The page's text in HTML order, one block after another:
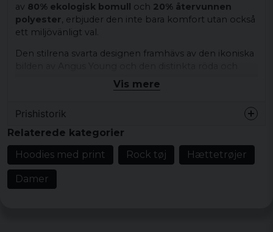
av 80% ekologisk bomull och 20% återvunnen
polyester, erbjuder den inte bara komfort utan också
ett miljövänligt val.
Den stilrena svarta designen framhävs av den ikoniska
gula AC/DC-loggan. Det officiella licensierade trycket
gör denna hoodie till ett måste för varje troget fan.
årstider.
Tillgänglig i storlekar från
perfekta passformen för alla damer som vill visa sin
kärlek för rock och hållbarhet. Den är dessutomRCS-
certifierad
återvunnen och bidrar till en mer hållbar framtid.
Vis mere
Prishistorik
Relaterede kategorier
Hoodies med print
Rock tøj Hættetrøjer
Damer